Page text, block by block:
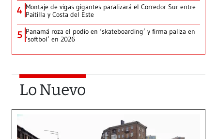
4 Montaje de vigas gigantes paralizará el Corredor Sur entre
Paitilla y Costa del Este
5 Panamá roza el podio en ‘skateboarding’ y firma paliza en
‘softbol’ en 2026
Lo Nuevo